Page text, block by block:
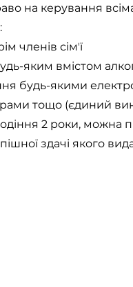
на керування
членів сімʼї
яким вмістом
будь-якими
тощо (єдиний
2 роки, можна
здачі якого